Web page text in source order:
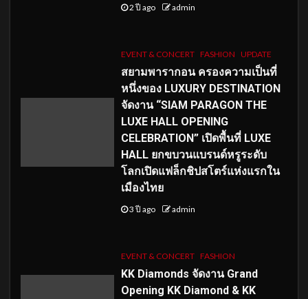
2 ปี ago admin
EVENT & CONCERT FASHION UPDATE
สยามพารากอน ครองความเป็นที่
หนึ่งของ LUXURY DESTINATION
จัดงาน “SIAM PARAGON THE
LUXE HALL OPENING
CELEBRATION” เปิดพื้นที่ LUXE
HALL ยกขบวนแบรนด์หรูระดับ
โลกเปิดแฟล็กชิปสโตร์แห่งแรกใน
เมืองไทย
3 ปี ago admin
EVENT & CONCERT FASHION
KK Diamonds จัดงาน Grand
Opening KK Diamond & KK